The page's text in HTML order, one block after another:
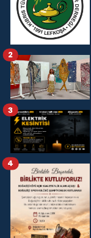
2
3
4